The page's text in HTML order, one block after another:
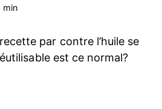
min
par contre l’huile se
est ce normal?